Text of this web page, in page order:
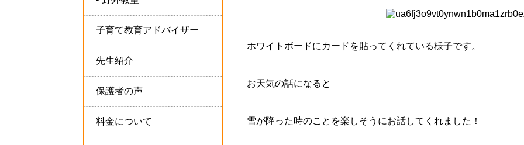
子育て教育アドバイザー
先生紹介
保護者の声
料金について
ホワイトボードにカードを貼ってくれている様子です。
お天気の話になると
雪が降った時のことを楽しそうにお話してくれました！